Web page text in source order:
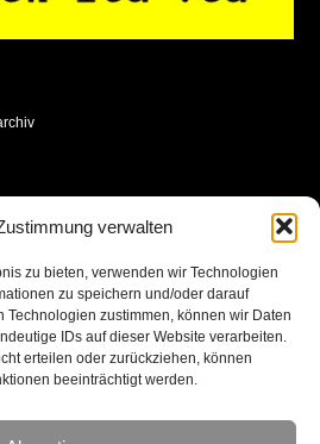
verwalten
zu bieten, verwenden wir Technologien
zu speichern und/oder darauf
Technologien zustimmen, können wir Daten
IDs auf dieser Website verarbeiten.
erteilen oder zurückziehen, können
beeinträchtigt werden.
Social Media
Facebook